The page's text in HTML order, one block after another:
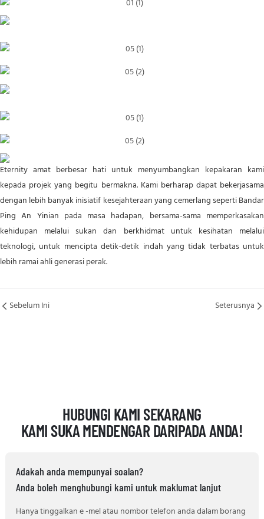
Eternity amat berbesar hati untuk menyumbangkan kepakaran kami
kepada projek yang begitu bermakna. Kami berharap dapat bekerjasama
dengan lebih banyak inisiatif kesejahteraan yang cemerlang seperti Bandar
Ping An Yinian pada masa hadapan, bersama-sama memperkasakan
kehidupan melalui sukan dan berkhidmat untuk kesihatan melalui
teknologi, untuk mencipta detik-detik indah yang tidak terbatas untuk
lebih ramai ahli generasi perak.
Sebelum Ini Seterusnya
HUBUNGI KAMI SEKARANG
KAMI SUKA MENDENGAR DARIPADA ANDA!
Adakah anda mempunyai soalan?
Anda boleh menghubungi kami untuk maklumat lanjut
Hanya tinggalkan e -mel atau nombor telefon anda dalam borang